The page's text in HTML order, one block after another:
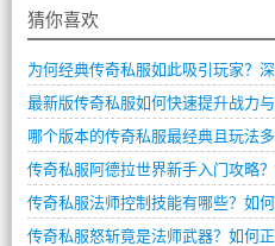
猜你喜欢
为何经典传奇私服如此吸引玩家？
最新版传奇私服如何快速提升战力与
哪个版本的传奇私服最经典且玩法多
传奇私服阿德拉世界新手入门攻略？
传奇私服法师控制技能有哪些？如何
传奇私服怒斩竟是法师武器？如何正